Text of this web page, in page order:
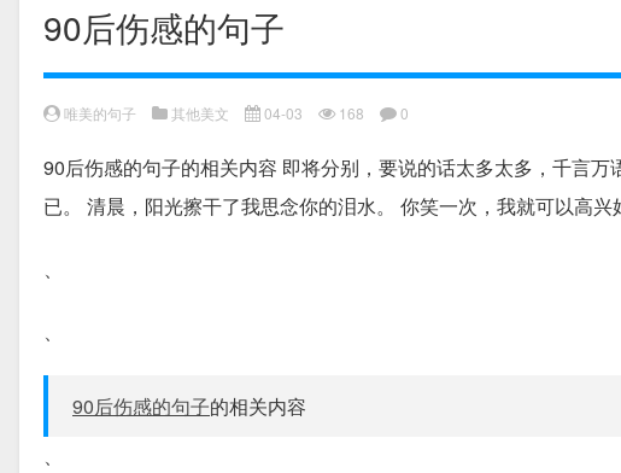
90后伤感的句子
唯美的句子 其他美文 04-03 168 0
90后伤感的句子的相关内容 即将分别，要说的话太多太多，千言
已。 清晨，阳光擦干了我思念你的泪水。 你笑一次，我就可以高
、
、
90后伤感的句子的相关内容
、